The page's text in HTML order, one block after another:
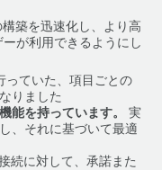
築を迅速化し、より高
が利用できるようにし
っていた、項目ごとの
りました
能を持っています。
実
、それに基づいて最適
続に対して、承諾また